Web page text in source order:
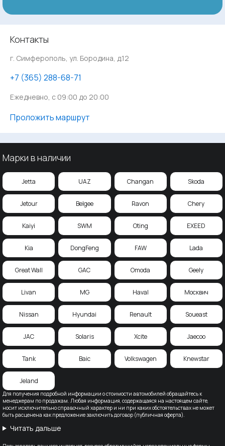
Контакты
г. Симферополь, ул. Бородина, д.12
‪+7 (365) 288-68-71
Ежедневно, с 09:00 до 20:00
Проложить маршрут
Для получения подробной информации о стоимости автомобилей обращайтесь к
менеджерам по продажам. Любая информация, содержащаяся на настоящем сайте,
носит исключительно справочный характер и ни при каких обстоятельствах не может
быть расценена как предложение заключить договор (публичная оферта).
Читать дальше
Марки в наличии
Jetta UAZ Changan Skoda
Jetour Belgee Ravon Chery
Kaiyi SWM Oting EXEED
Kia DongFeng FAW Lada
Great Wall GAC Omoda Geely
Livan MG Haval Москвич
Nissan Hyundai Renault Soueast
JAC Solaris Xcite Jaecoo
Tank Baic Volkswagen Knewstar
Jeland